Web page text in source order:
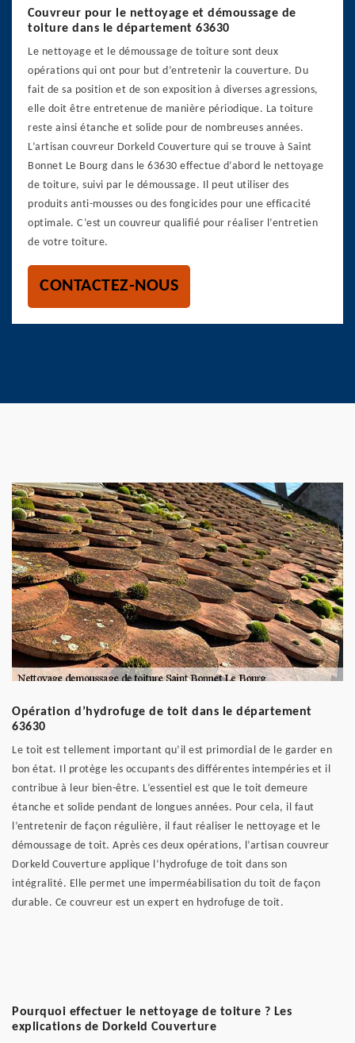
Couvreur pour le nettoyage et démoussage de
toiture dans le département 63630
Le nettoyage et le démoussage de toiture sont deux
opérations qui ont pour but d’entretenir la couverture. Du
fait de sa position et de son exposition à diverses agressions,
elle doit être entretenue de manière périodique. La toiture
reste ainsi étanche et solide pour de nombreuses années.
L’artisan couvreur Dorkeld Couverture qui se trouve à Saint
Bonnet Le Bourg dans le 63630 effectue d’abord le nettoyage
de toiture, suivi par le démoussage. Il peut utiliser des
produits anti-mousses ou des fongicides pour une efficacité
optimale. C’est un couvreur qualifié pour réaliser l’entretien
de votre toiture.
CONTACTEZ-NOUS
Opération d’hydrofuge de toit dans le département
63630
Le toit est tellement important qu’il est primordial de le garder en
bon état. Il protège les occupants des différentes intempéries et il
contribue à leur bien-être. L’essentiel est que le toit demeure
étanche et solide pendant de longues années. Pour cela, il faut
l’entretenir de façon régulière, il faut réaliser le nettoyage et le
démoussage de toit. Après ces deux opérations, l’artisan couvreur
Dorkeld Couverture applique l’hydrofuge de toit dans son
intégralité. Elle permet une imperméabilisation du toit de façon
durable. Ce couvreur est un expert en hydrofuge de toit.
Pourquoi effectuer le nettoyage de toiture ? Les
explications de Dorkeld Couverture